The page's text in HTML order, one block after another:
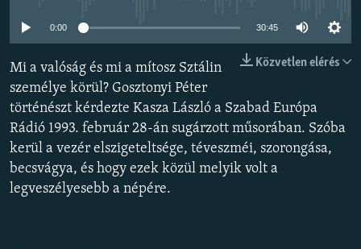
VILÁG
KLÍMAVÁLTOZÁS
A MÚLT TANULSÁGAI
KÖVESSEN MINKET!
0:00 30:45
Közvetlen elérés
Mi a valóság és mi a mítosz Sztálin
személye körül? Gosztonyi Péter
történészt kérdezte Kasza László a Szabad Európa
Rádió 1993. február 28-án sugárzott műsorában. Szóba
kerül a vezér elszigeteltsége, téveszméi, szorongása,
becsvágya, és hogy ezek közül melyik volt a
legveszélyesebb a népére.